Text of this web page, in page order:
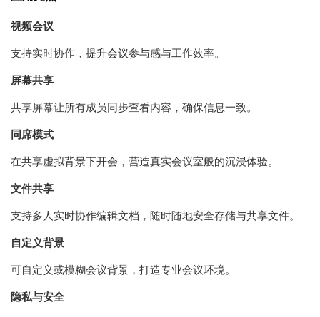
视频会议
支持实时协作，提升会议参与感与工作效率。
屏幕共享
共享屏幕让所有成员同步查看内容，确保信息一致。
同席模式
在共享虚拟背景下开会，营造真实会议室般的沉浸体验。
文件共享
支持多人实时协作编辑文档，随时随地安全存储与共享文件。
自定义背景
可自定义或模糊会议背景，打造专业会议环境。
隐私与安全